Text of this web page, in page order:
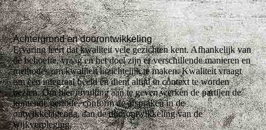
Achtergrond en doorontwikkeling
Ervaring leert dat kwaliteit vele gezichten kent. Afhankelijk van
de behoefte, vraag en het doel zijn er verschillende manieren en
methodes om kwaliteit inzichtelijk te maken. Kwaliteit vraagt
om een integraal beeld en dient altijd in context te worden
bezien. Om hier invulling aan te geven werken de partijen de
komende periode, conform de afspraken in de
ontwikkelagenda, aan de doorontwikkeling van de
wijkverpleging.